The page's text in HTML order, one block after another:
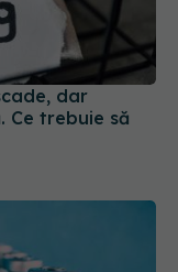
dar
Ce trebuie să